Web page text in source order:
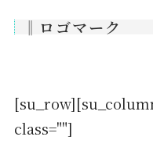
‖ロゴマーク
class=""]